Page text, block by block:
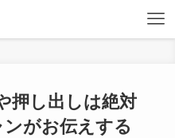
押し出しは絶対
がお伝えする